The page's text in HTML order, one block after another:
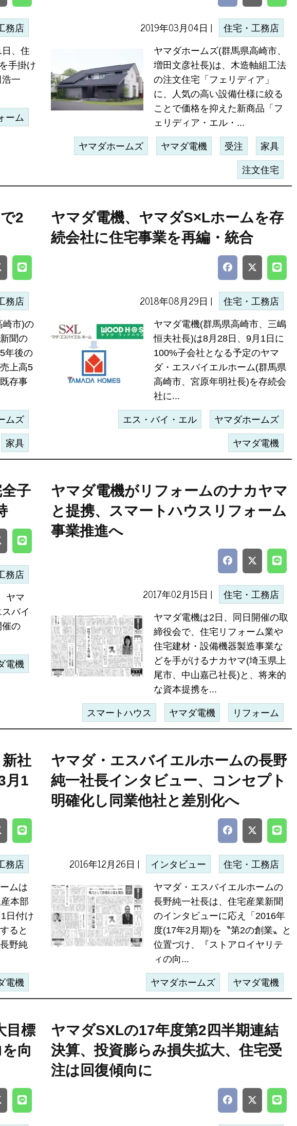
務店
、住
手掛け
一
ーム
2019年03月04日 | 住宅・工務店
ヤマダホームズ(群馬県高崎市、
増田文彦社長)は、木造軸組工法
の注文住宅「フェリディア」
に、人気の高い設備仕様に絞る
ことで価格を抑えた新商品「フ
ェリディア・エル・...
ヤマダホームズ ヤマダ電機 受注 家具
注文住宅
2
務店
崎市)の
聞の
年後の
上高5
存事
ムズ
家具
ヤマダ電機、ヤマダS×Lホームを存
続会社に住宅事業を再編・統合
2018年08月29日 | 住宅・工務店
ヤマダ電機(群馬県高崎市、三嶋
恒夫社長)は8月28日、9月1日に
100%子会社となる予定のヤマ
ダ・エスバイエルホーム(群馬県
高崎市、宮原年明社長)を存続会
社に...
エス・バイ・エル ヤマダホームズ
ヤマダ電機
子
務店
ヤマ
バイ
催の
電機
ヤマダ電機がリフォームのナカヤマ
と提携、スマートハウスリフォーム
事業推進へ
2017年02月15日 | 住宅・工務店
ヤマダ電機は2日、同日開催の取
締役会で、住宅リフォーム業や
住宅建材・設備機器製造事業な
どを手がけるナカヤマ(埼玉県上
尾市、中山嘉己社長)と、将来的
な資本提携を...
スマートハウス ヤマダ電機 リフォーム
社
月1
務店
ムは
本部
日付け
ると
野純
電機
ヤマダ・エスバイエルホームの長野
純一社長インタビュー、コンセプト
明確化し同業他社と差別化へ
2016年12月26日 | インタビュー 住宅・工務店
ヤマダ・エスバイエルホームの
長野純一社長は、住宅産業新聞
のインタビューに応え「2016年
度(17年2月期)を〝第2の創業〟と
位置づけ、『ストアロイヤリテ
ィの向...
ヤマダホームズ ヤマダ電機
目標
向
ヤマダSXLの17年度第2四半期連結
決算、投資膨らみ損失拡大、住宅受
注は回復傾向に